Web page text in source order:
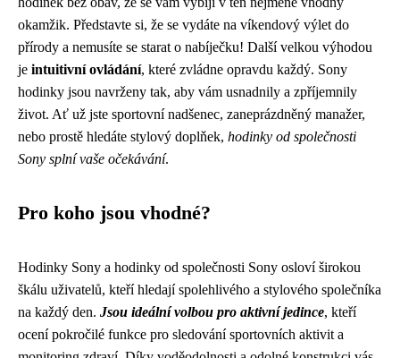
okamžik. Představte si, že se vydáte na víkendový výlet do
přírody a nemusíte se starat o nabíječku! Další velkou výhodou
je intuitivní ovládání, které zvládne opravdu každý. Sony
hodinky jsou navrženy tak, aby vám usnadnily a zpříjemnily
život. Ať už jste sportovní nadšenec, zaneprázdněný manažer,
nebo prostě hledáte stylový doplňek, hodinky od společnosti
Sony splní vaše očekávání.
Pro koho jsou vhodné?
Hodinky Sony a hodinky od společnosti Sony osloví širokou
škálu uživatelů, kteří hledají spolehlivého a stylového společníka
na každý den. Jsou ideální volbou pro aktivní jedince, kteří
ocení pokročilé funkce pro sledování sportovních aktivit a